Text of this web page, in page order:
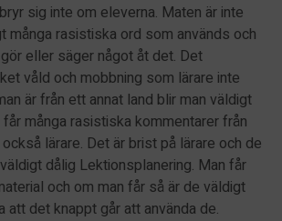
sig inte om eleverna. Maten är inte
många rasistiska ord som används och
eller säger något åt det. Det
våld och mobbning som lärare inte
är från ett annat land blir man väldigt
många rasistiska kommentarer från
lärare. Det är brist på lärare och de
dålig Lektionsplanering. Man får
och om man får så är de väldigt
att det knappt går att använda de.